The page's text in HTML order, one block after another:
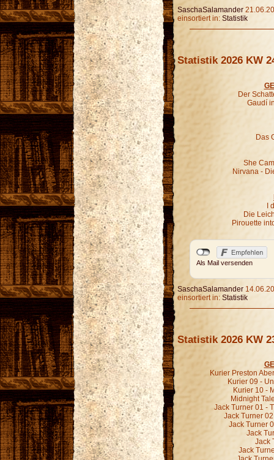
SaschaSalamander
einsortiert in: Statistik
Statistik 2026 KW
Der
Gaudí
Das
She
Nirvana -
I
Die
Pirouette
Als Mail versenden
SaschaSalamander
einsortiert in: Statistik
Statistik 2026 KW
Kurier Preston
Kurier 09 -
Kurier 10 -
Midnight
Jack Turner 01 -
Jack Turner
Jack Turner
Jack
Jack
Jack